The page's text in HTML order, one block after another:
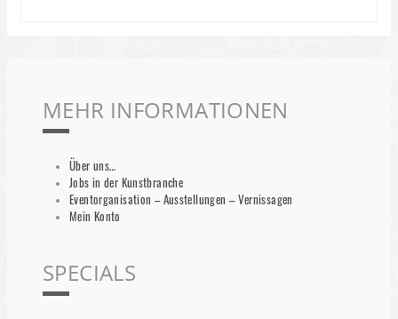
MEHR INFORMATIONEN
Über uns…
Jobs in der Kunstbranche
Eventorganisation – Ausstellungen – Vernissagen
Mein Konto
SPECIALS